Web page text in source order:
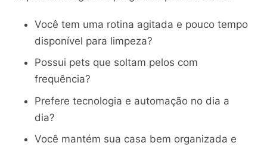
Você tem uma rotina agitada e pouco tempo
disponível para limpeza?
Possui pets que soltam pelos com
frequência?
Prefere tecnologia e automação no dia a
dia?
Você mantém sua casa bem organizada e